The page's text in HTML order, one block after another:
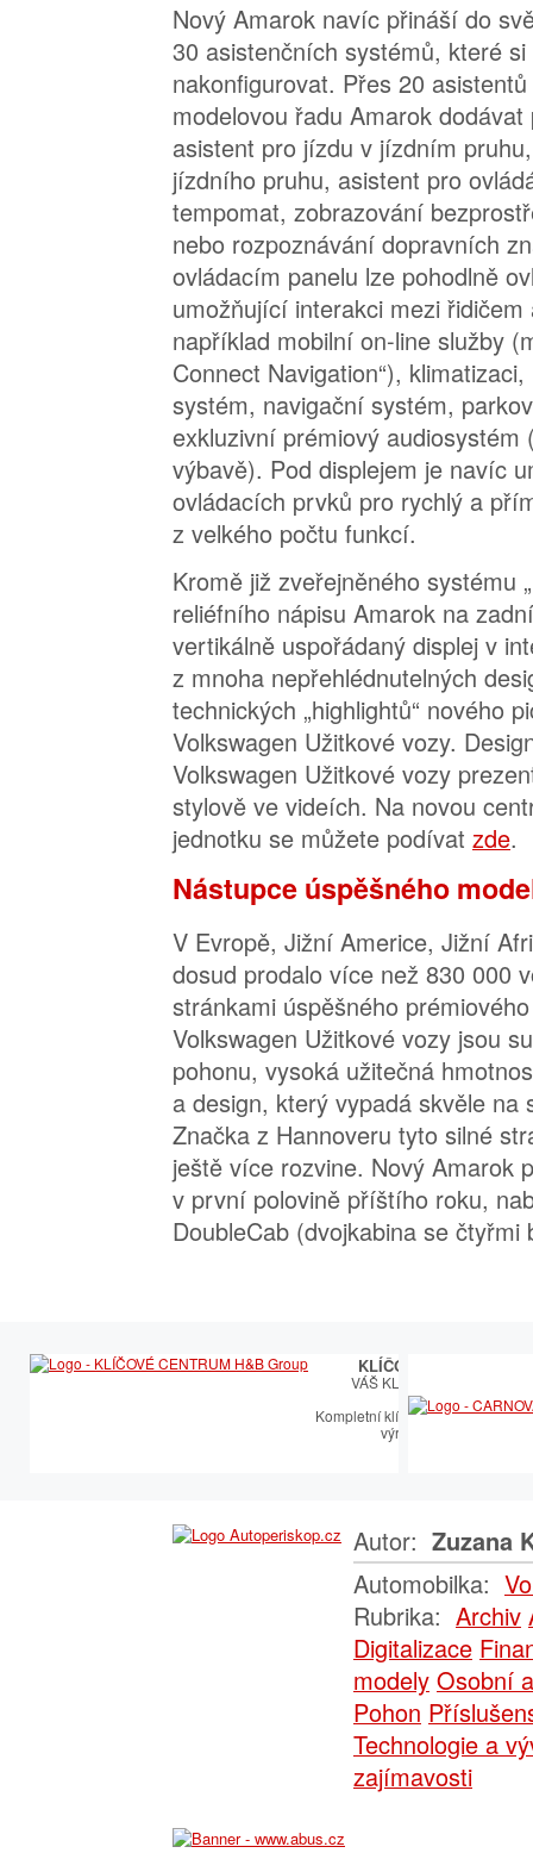
Nový Amarok navíc přináší do
30 asistenčních systémů, které
nakonfigurovat. Přes 20
modelovou řadu Amarok
asistent pro jízdu v jízdním
jízdního pruhu, asistent pro
tempomat, zobrazování
nebo rozpoznávání dopravních
ovládacím panelu lze pohodlně
umožňující interakci mezi řidičem
například mobilní on-line služby
Connect Navigation“),
systém, navigační systém,
exkluzivní prémiový audiosystém
výbavě). Pod displejem je navíc
ovládacích prvků pro rychlý a
z velkého počtu funkcí.
Kromě již zveřejněného systému
reliéfního nápisu Amarok na
vertikálně uspořádaný displej v
z mnoha nepřehlédnutelných
technických „highlightů“ nového
Volkswagen Užitkové vozy.
Volkswagen Užitkové vozy
stylově ve videích. Na novou
jednotku se můžete podívat zde.
Nástupce úspěšného
V Evropě, Jižní Americe, Jižní
dosud prodalo více než 830 000
stránkami úspěšného
Volkswagen Užitkové vozy jsou
pohonu, vysoká užitečná
a design, který vypadá skvěle na
Značka z Hannoveru tyto silné
ještě více rozvine. Nový Amarok
v první polovině příštího roku,
DoubleCab (dvojkabina se
KLÍČOVÉ CENTRUM
VÁŠ KLÍČOVÝ PARTNER
Kompletní klíčařský sortiment
výroby autoklíčů
Autor: Zuzana
Automobilka:
Rubrika: Archiv
Digitalizace
modely Osobní
Pohon
Technologie a
zajímavosti